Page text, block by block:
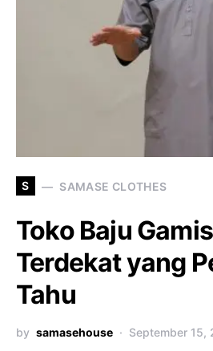
S SAMASE CLOTHES
Toko Baju
Terdekat yang
Tahu
by samasehouse September 15,